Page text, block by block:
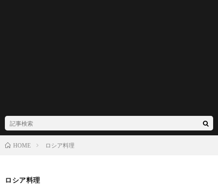
HOME ロシア料理
ロシア料理